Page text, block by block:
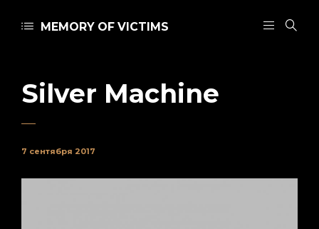
MEMORY OF VICTIMS
Silver Machine
7 сентября 2017